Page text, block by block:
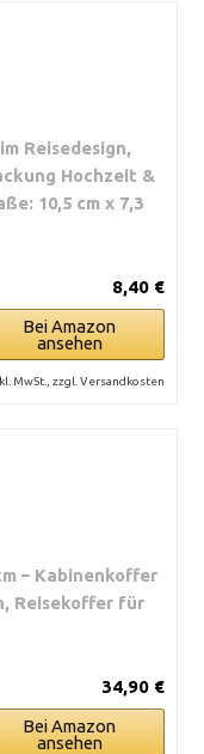
Reisedesign,
Hochzeit &
10,5 cm x 7,3
8,40 €
Bei Amazon
ansehen
MwSt., zzgl. Versandkosten
– Kabinenkoffer
Reisekoffer für
34,90 €
Bei Amazon
ansehen